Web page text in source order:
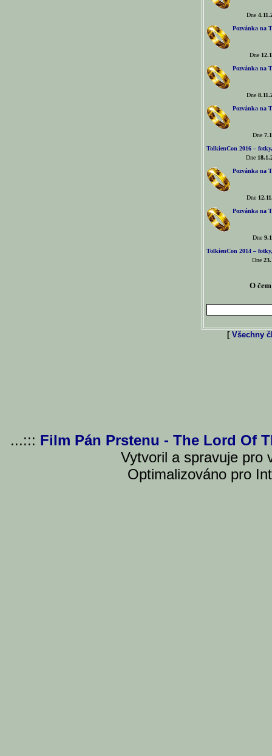
Dne
Pozvánka na
Dne
Pozvánka na
Dne
Pozvánka na
Dne
TolkienCon 2016 –
Dne
Pozvánka na
Dne
Pozvánka na
Dne
TolkienCon 2014 –
Dne
O
[ Všechny
...::: Film Pán Prstenu - The Lord Of
Vytvoril a spravuje pro
Optimalizováno pro